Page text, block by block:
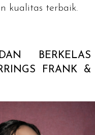
kualitas terbaik.
BERKELAS
FRANK &